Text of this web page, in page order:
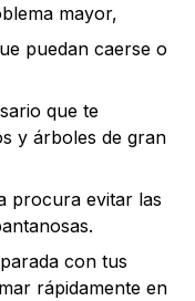
mayor,
puedan caerse o
que te
y árboles de gran
procura evitar las
con tus
rápidamente en